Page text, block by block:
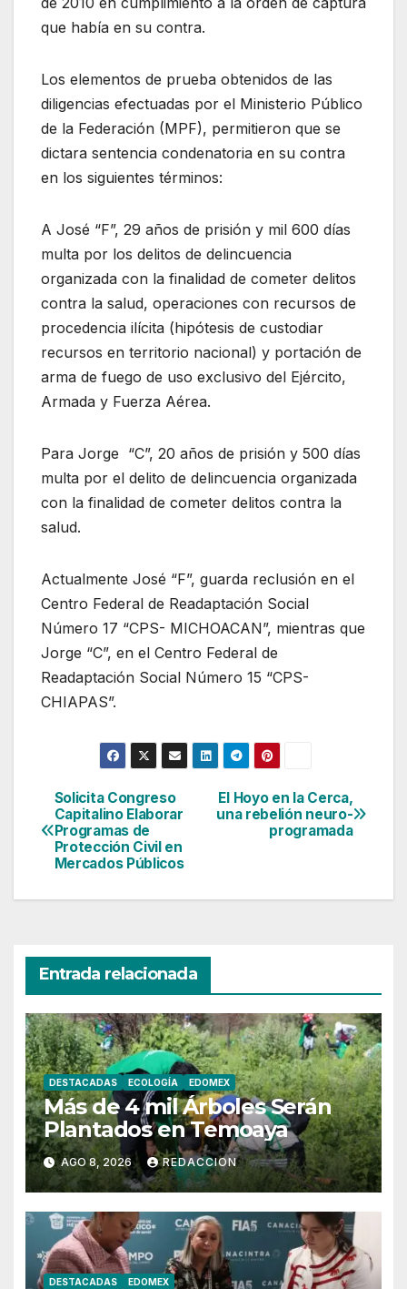
que había en su contra.
Los elementos de prueba obtenidos de las
diligencias efectuadas por el Ministerio Público
de la Federación (MPF), permitieron que se
dictara sentencia condenatoria en su contra
en los siguientes términos:
A José “F”, 29 años de prisión y mil 600 días
multa por los delitos de delincuencia
organizada con la finalidad de cometer delitos
contra la salud, operaciones con recursos de
procedencia ilícita (hipótesis de custodiar
recursos en territorio nacional) y portación de
arma de fuego de uso exclusivo del Ejército,
Armada y Fuerza Aérea.
Para Jorge “C”, 20 años de prisión y 500 días
multa por el delito de delincuencia organizada
con la finalidad de cometer delitos contra la
salud.
Actualmente José “F”, guarda reclusión en el
Centro Federal de Readaptación Social
Número 17 “CPS- MICHOACAN”, mientras que
Jorge “C”, en el Centro Federal de
Readaptación Social Número 15 “CPS-
CHIAPAS”.
Navegación
de
El Hoyo en la Cerca,
una rebelión neuro-
programada
Solicita Congreso
Capitalino Elaborar
Programas de
Protección Civil en
Mercados Públicos
Entrada relacionada
DESTACADAS ECOLOGÍA EDOMEX
Más de 4 mil Árboles Serán
Plantados en Temoaya
AGO 8, 2026 REDACCION
DESTACADAS EDOMEX